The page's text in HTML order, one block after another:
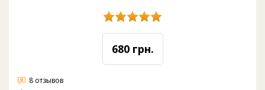
680 грн.
8 отзывов